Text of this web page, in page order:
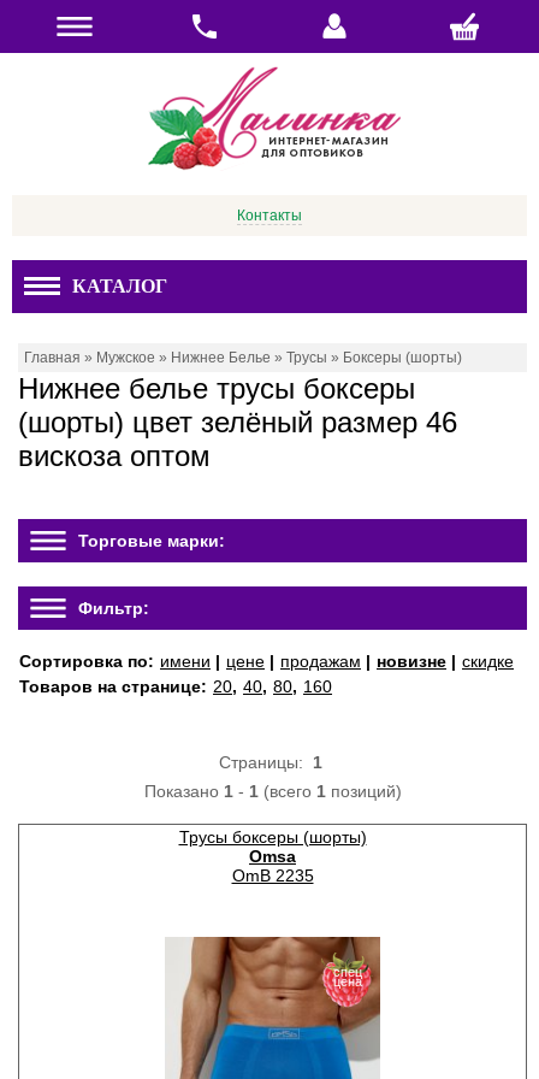
Контакты
КАТАЛОГ
Главная » Мужское » Нижнее Белье » Трусы » Боксеры (шорты)
Нижнее белье трусы боксеры
(шорты) цвет зелёный размер 46
вискоза оптом
Торговые марки:
Фильтр:
Сортировка по: имени | цене | продажам | новизне | скидке
Товаров на странице: 20, 40, 80, 160
Страницы: 1
Показано 1- 1(всего 1позиций)
Трусы боксеры (шорты)
Omsa
OmB 2235
спец
цена